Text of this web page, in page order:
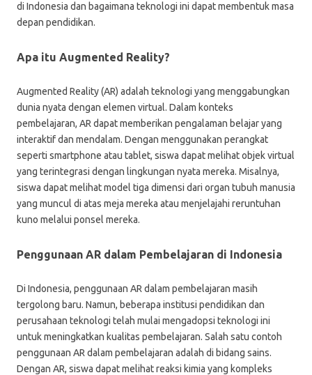
di Indonesia dan bagaimana teknologi ini dapat membentuk masa
depan pendidikan.
Apa itu Augmented Reality?
Augmented Reality (AR) adalah teknologi yang menggabungkan
dunia nyata dengan elemen virtual. Dalam konteks
pembelajaran, AR dapat memberikan pengalaman belajar yang
interaktif dan mendalam. Dengan menggunakan perangkat
seperti smartphone atau tablet, siswa dapat melihat objek virtual
yang terintegrasi dengan lingkungan nyata mereka. Misalnya,
siswa dapat melihat model tiga dimensi dari organ tubuh manusia
yang muncul di atas meja mereka atau menjelajahi reruntuhan
kuno melalui ponsel mereka.
Penggunaan AR dalam Pembelajaran di Indonesia
Di Indonesia, penggunaan AR dalam pembelajaran masih
tergolong baru. Namun, beberapa institusi pendidikan dan
perusahaan teknologi telah mulai mengadopsi teknologi ini
untuk meningkatkan kualitas pembelajaran. Salah satu contoh
penggunaan AR dalam pembelajaran adalah di bidang sains.
Dengan AR, siswa dapat melihat reaksi kimia yang kompleks